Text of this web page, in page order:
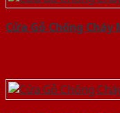
Cửa Gỗ Chống Cháy